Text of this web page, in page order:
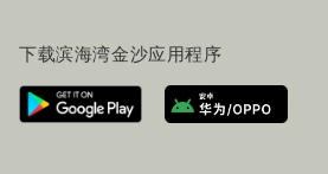
联系我们
行程规划
路线指引
服务设施
下载滨海湾金沙应用程序